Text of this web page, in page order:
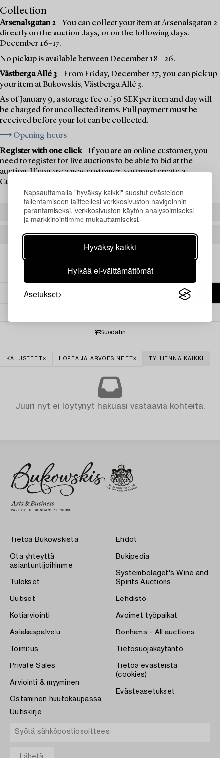
Napsauttamalla "hyväksy kaikki" suostut evästeiden
tallentamiseen laitteellesi verkkosivuston navigoinnin
parantamiseksi, verkkosivuston käytön analysoimiseksi
ja markkinointimme mukauttamiseksi.
Hyväksy kaikki
Hylkää ei-välttämättömät
Asetukset
Collection
Arsenalsgatan 2– You can collect your item at Arsenalsgatan 2
directly on the auction days, or on the following days:
December 16–17.
No pickup is available between December 18 – 26.
Västberga Allé 3– From Friday, December 27, you can pick up
your item at Bukowskis, Västberga Allé 3.
As of January 9, a storage fee of 50 SEK per item and day will
be charged for uncollected items. Full payment must be
received before your lot can be collected.
⟶ Opening hours
Register with one click– If you are an online customer, you
need to register for live auctions to be able to bid at the
auction. If you are a new customer, you must create a
Customer Account first.
REGISTER TO BID
CREATE AN ACCOUNT
Suodatin
KALUSTEET HOPEA JA ARVOESINEET TYHJENNÄ KAIKKI
Juuri nyt ei löytynyt hakuasi vastaavia kohteita.
Tietoa Bukowskista
Ota yhteyttä
asiantuntijoihimme
Tulokset
Uutiset
Kotiarviointi
Asiakaspalvelu
Toimitus
Private Sales
Arviointi & myyminen
Ostaminen huutokaupassa
Ehdot
Bukipedia
Systembolaget's Wine and
Spirits Auctions
Lehdistö
Avoimet työpaikat
Bonhams - All auctions
Tietosuojakäytäntö
Tietoa evästeistä
(cookies)
Evästeasetukset
Uutiskirje